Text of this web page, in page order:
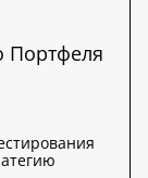
Портфеля